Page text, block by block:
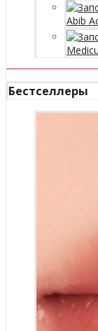
Abib
Бестселлеры